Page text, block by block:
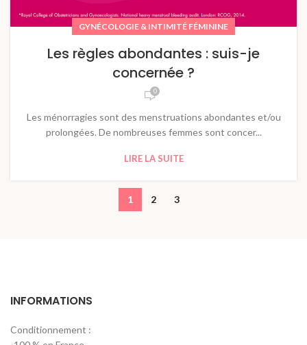
GYNÉCOLOGIE & INTIMITÉ FÉMININE
Les règles abondantes : suis-je
concernée ?
0
Les ménorragies sont des menstruations abondantes et/ou
prolongées. De nombreuses femmes sont concer...
LIRE LA SUITE
1 2 3
INFORMATIONS
Conditionnement :